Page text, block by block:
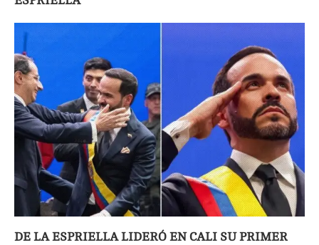
DE LA ESPRIELLA LIDERÓ EN CALI SU PRIMER